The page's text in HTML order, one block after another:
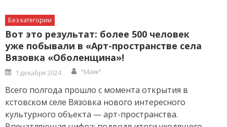
Без категории
Вот это результат: более 500 человек
уже побывали в «Арт-пространстве села
Вязовка «Оболенщина»!
Posted
on
1 декабря 2024 Author
"Маяк"
Всего полгода прошло с момента открытия в
кстовском селе Вязовка нового интересного
культурного объекта — арт-пространства.